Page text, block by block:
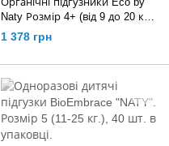
Naty Розмір 4+ (від 9 до 20 кг)
42 шт
1 378 грн